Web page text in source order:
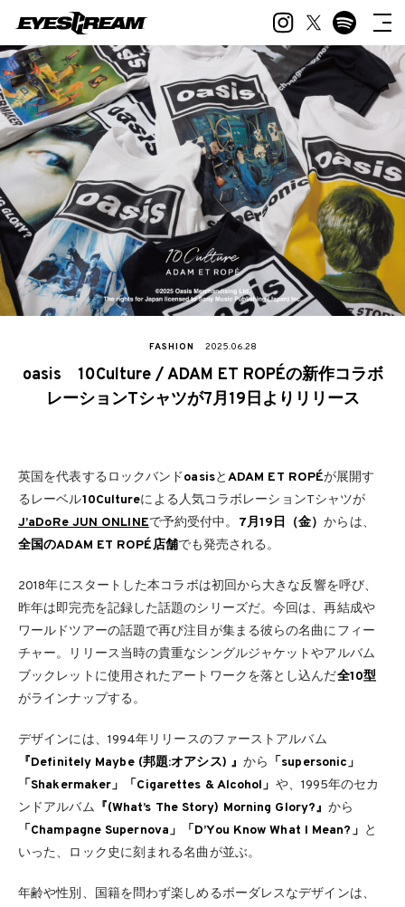
FASHION 2025.06.28
oasis 10Culture / ADAM ET ROPÉの新作コラボ
レーションTシャツが7月19日よりリリース
英国を代表するロックバンドoasisとADAM ET ROPÉが展開す
るレーベル10Cultureによる人気コラボレーションTシャツが
J’aDoRe JUN ONLINEで予約受付中。 7月19日（金）からは、
全国のADAM ET ROPÉ店舗でも発売される。
2018年にスタートした本コラボは初回から大きな反響を呼び、
昨年は即完売を記録した話題のシリーズだ。今回は、再結成や
ワールドツアーの話題で再び注目が集まる彼らの名曲にフィー
チャー。リリース当時の貴重なシングルジャケットやアルバム
ブックレットに使用されたアートワークを落とし込んだ全10型
がラインナップする。
デザインには、1994年リリースのファーストアルバム
『Definitely Maybe (邦題:オアシス) 』 から 「supersonic」
「Shakermaker」「Cigarettes & Alcohol」 や、1995年のセカ
ンドアルバム 『(What’s The Story) Morning Glory?』から
「Champagne Supernova」「D’You Know What I Mean?」 と
いった、ロック史に刻まれる名曲が並ぶ。
年齢や性別、国籍を問わず楽しめるボーダレスなデザインは、